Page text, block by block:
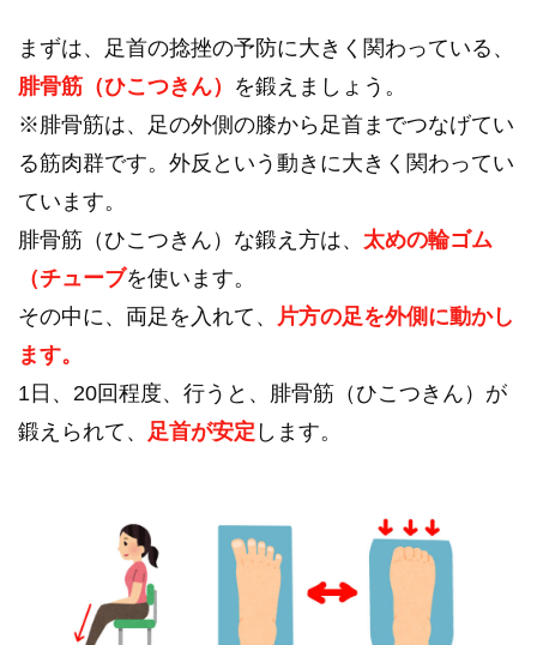
まずは、足首の捻挫の予防に大きく関わっている、
腓骨筋（ひこつきん） を鍛えましょう。
※腓骨筋は、足の外側の膝から足首までつなげてい
る筋肉群です。外反という動きに大きく関わってい
ています。
腓骨筋（ひこつきん）な鍛え方は、 太めの輪ゴム
（チューブを使います。
その中に、両足を入れて、 片方の足を外側に動かし
ます。
1日、20回程度、行うと、腓骨筋（ひこつきん）が
鍛えられて、 足首が安定 します。